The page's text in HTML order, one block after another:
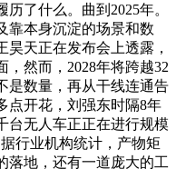
了什么。曲到2025年。
靠本身沉淀的场景和数
天正在发布会上透露，
，然而，2028年将跨越32
是数量，再从干线连通告
点开花，刘强东时隔8年
台无人车正正在进行规模
行业机构统计，产物矩
落地，还有一道庞大的工